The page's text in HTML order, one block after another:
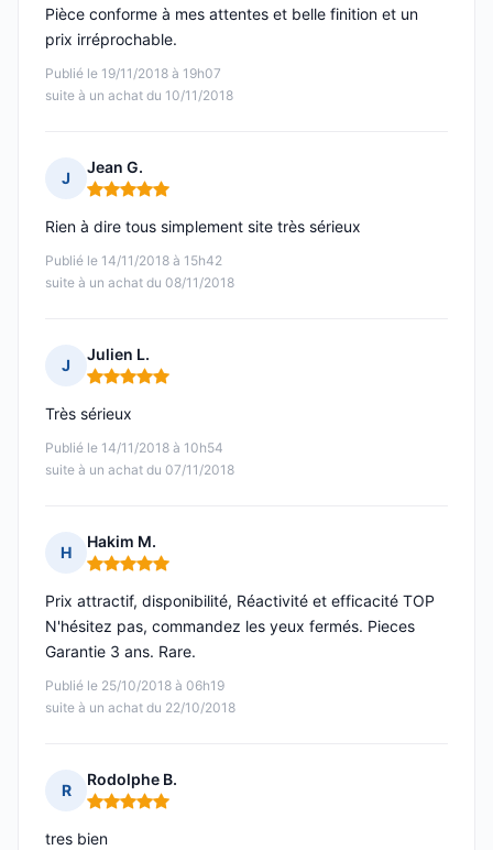
Publié le 19/11/2018 à 19h07
suite à un achat du 10/11/2018
Pièce conforme à mes attentes et belle finition et un
prix irréprochable.
J
Jean G.
Note : 5 sur 5
Publié le 14/11/2018 à 15h42
suite à un achat du 08/11/2018
Rien à dire tous simplement site très sérieux
J
Julien L.
Note : 5 sur 5
Publié le 14/11/2018 à 10h54
suite à un achat du 07/11/2018
Très sérieux
H
Hakim M.
Note : 5 sur 5
Publié le 25/10/2018 à 06h19
suite à un achat du 22/10/2018
Prix attractif, disponibilité, Réactivité et efficacité TOP
N'hésitez pas, commandez les yeux fermés. Pieces
Garantie 3 ans. Rare.
R
Rodolphe B.
Note : 5 sur 5
tres bien